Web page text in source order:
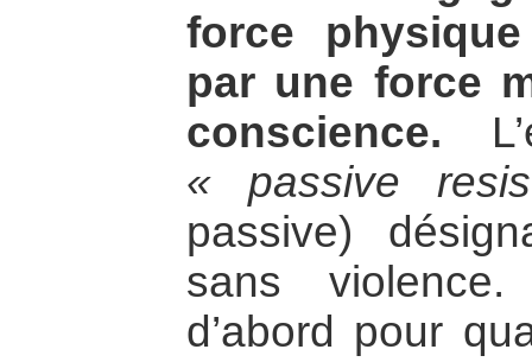
force
par une force
conscience.
« passive
passive)
sans violence.
d’abord pour